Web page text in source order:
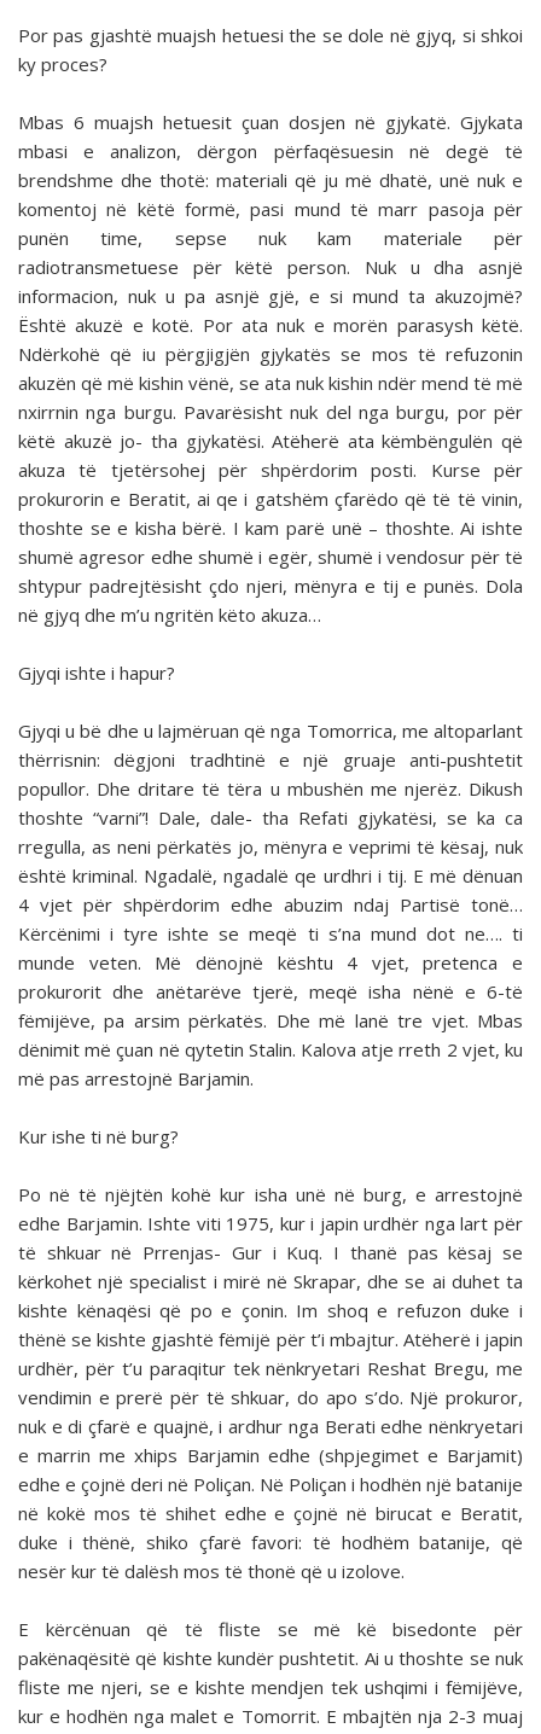
Por pas gjashtë muajsh hetuesi the se dole në gjyq, si shkoi
ky proces?
Mbas 6 muajsh hetuesit çuan dosjen në gjykatë. Gjykata
mbasi e analizon, dërgon përfaqësuesin në degë të
brendshme dhe thotë: materiali që ju më dhatë, unë nuk e
komentoj në këtë formë, pasi mund të marr pasoja për
punën time, sepse nuk kam materiale për
radiotransmetuese për këtë person. Nuk u dha asnjë
informacion, nuk u pa asnjë gjë, e si mund ta akuzojmë?
Është akuzë e kotë. Por ata nuk e morën parasysh këtë.
Ndërkohë që iu përgjigjën gjykatës se mos të refuzonin
akuzën që më kishin vënë, se ata nuk kishin ndër mend të më
nxirrnin nga burgu. Pavarësisht nuk del nga burgu, por për
këtë akuzë jo- tha gjykatësi. Atëherë ata këmbëngulën që
akuza të tjetërsohej për shpërdorim posti. Kurse për
prokurorin e Beratit, ai qe i gatshëm çfarëdo që të të vinin,
thoshte se e kisha bërë. I kam parë unë – thoshte. Ai ishte
shumë agresor edhe shumë i egër, shumë i vendosur për të
shtypur padrejtësisht çdo njeri, mënyra e tij e punës. Dola
në gjyq dhe m’u ngritën këto akuza…
Gjyqi ishte i hapur?
Gjyqi u bë dhe u lajmëruan që nga Tomorrica, me altoparlant
thërrisnin: dëgjoni tradhtinë e një gruaje anti-pushtetit
popullor. Dhe dritare të tëra u mbushën me njerëz. Dikush
thoshte “varni”! Dale, dale- tha Refati gjykatësi, se ka ca
rregulla, as neni përkatës jo, mënyra e veprimi të kësaj, nuk
është kriminal. Ngadalë, ngadalë qe urdhri i tij. E më dënuan
4 vjet për shpërdorim edhe abuzim ndaj Partisë tonë…
Kërcënimi i tyre ishte se meqë ti s’na mund dot ne…. ti
munde veten. Më dënojnë kështu 4 vjet, pretenca e
prokurorit dhe anëtarëve tjerë, meqë isha nënë e 6-të
fëmijëve, pa arsim përkatës. Dhe më lanë tre vjet. Mbas
dënimit më çuan në qytetin Stalin. Kalova atje rreth 2 vjet, ku
më pas arrestojnë Barjamin.
Kur ishe ti në burg?
Po në të njëjtën kohë kur isha unë në burg, e arrestojnë
edhe Barjamin. Ishte viti 1975, kur i japin urdhër nga lart për
të shkuar në Prrenjas- Gur i Kuq. I thanë pas kësaj se
kërkohet një specialist i mirë në Skrapar, dhe se ai duhet ta
kishte kënaqësi që po e çonin. Im shoq e refuzon duke i
thënë se kishte gjashtë fëmijë për t’i mbajtur. Atëherë i japin
urdhër, për t’u paraqitur tek nënkryetari Reshat Bregu, me
vendimin e prerë për të shkuar, do apo s’do. Një prokuror,
nuk e di çfarë e quajnë, i ardhur nga Berati edhe nënkryetari
e marrin me xhips Barjamin edhe (shpjegimet e Barjamit)
edhe e çojnë deri në Poliçan. Në Poliçan i hodhën një batanije
në kokë mos të shihet edhe e çojnë në birucat e Beratit,
duke i thënë, shiko çfarë favori: të hodhëm batanije, që
nesër kur të dalësh mos të thonë që u izolove.
E kërcënuan që të fliste se më kë bisedonte për
pakënaqësitë që kishte kundër pushtetit. Ai u thoshte se nuk
fliste me njeri, se e kishte mendjen tek ushqimi i fëmijëve,
kur e hodhën nga malet e Tomorrit. E mbajtën nja 2-3 muaj